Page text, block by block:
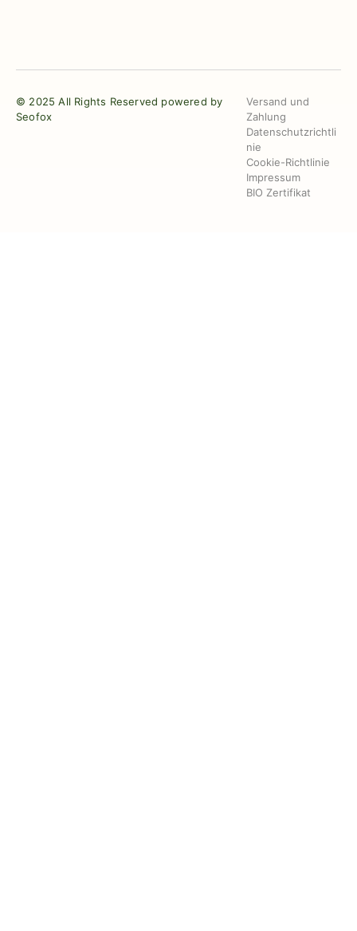
© 2025 All Rights Reserved powered by
Seofox
Versand und
Zahlung
Datenschutzrichtli
nie
Cookie-Richtlinie
Impressum
BIO Zertifikat